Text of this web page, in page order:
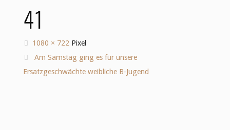
41
Originalgröße
1080 × 722 Pixel
Am Samstag ging es für unsere
Ersatzgeschwächte weibliche B-Jugend